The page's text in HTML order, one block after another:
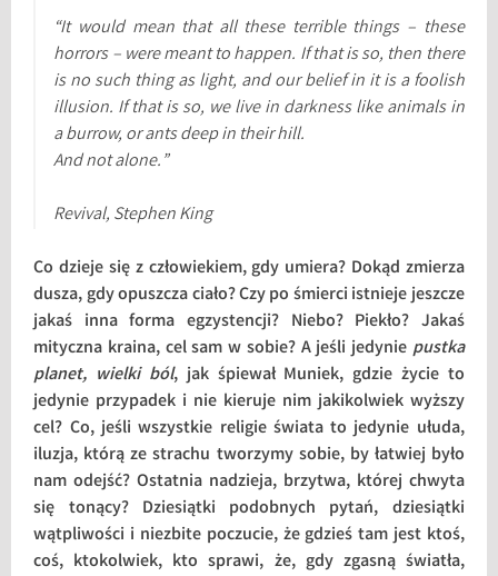
“It would mean that all these terrible things – these
horrors – were meant to happen. If that is so, then there
is no such thing as light, and our belief in it is a foolish
illusion. If that is so, we live in darkness like animals in
a burrow, or ants deep in their hill.
And not alone.”
Revival, Stephen King
Co dzieje się z człowiekiem, gdy umiera? Dokąd zmierza
dusza, gdy opuszcza ciało? Czy po śmierci istnieje jeszcze
jakaś inna forma egzystencji? Niebo? Piekło? Jakaś
mityczna kraina, cel sam w sobie? A jeśli jedynie pustka
planet, wielki ból, jak śpiewał Muniek, gdzie życie to
jedynie przypadek i nie kieruje nim jakikolwiek wyższy
cel? Co, jeśli wszystkie religie świata to jedynie ułuda,
iluzja, którą ze strachu tworzymy sobie, by łatwiej było
nam odejść? Ostatnia nadzieja, brzytwa, której chwyta
się tonący? Dziesiątki podobnych pytań, dziesiątki
wątpliwości i niezbite poczucie, że gdzieś tam jest ktoś,
coś, ktokolwiek, kto sprawi, że, gdy zgasną światła,